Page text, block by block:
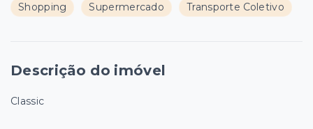
Shopping Supermercado Transporte Coletivo
Descrição do imóvel
Classic